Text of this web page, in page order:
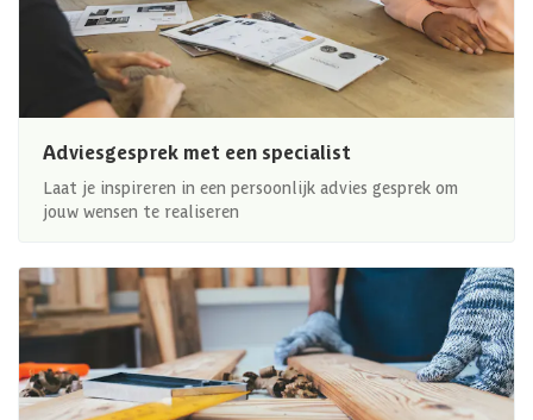
Adviesgesprek met een specialist
Laat je inspireren in een persoonlijk advies gesprek om
jouw wensen te realiseren